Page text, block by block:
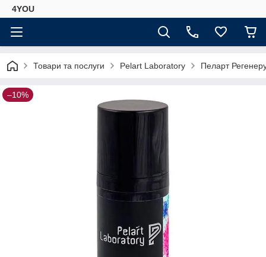
4YOU
Товари та послуги Pelart Laboratory Пеларт
–10%